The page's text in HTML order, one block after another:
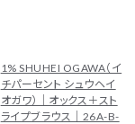
1% SHUHEI OGAWA（イ
チパーセント シュウヘイ
オガワ）｜オックス＋スト
ライプブラウス｜26A-B-